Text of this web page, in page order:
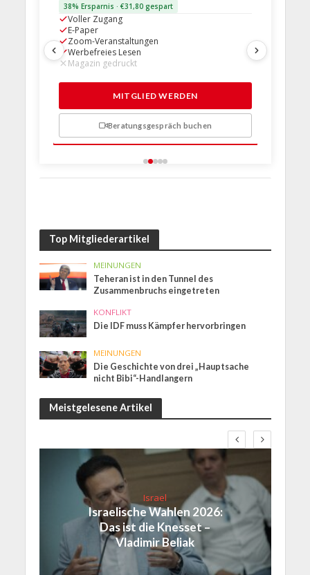
38% Ersparnis · €31,80 gespart
Voller Zugang
E-Paper
Zoom-Veranstaltungen
Werbefreies Lesen
Magazin gedruckt
MITGLIED WERDEN
Beratungsgespräch buchen
Top Mitgliederartikel
MEINUNGEN
Teheran ist in den Tunnel des
Zusammenbruchs eingetreten
KONFLIKT
Die IDF muss Kämpfer hervorbringen
MEINUNGEN
Die Geschichte von drei „Hauptsache
nicht Bibi“-Handlangern
Meistgelesene Artikel
Israel
Israelische Wahlen 2026:
Das ist die Knesset –
Vladimir Beliak